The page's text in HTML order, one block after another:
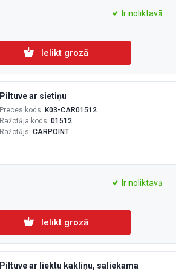
Ir noliktavā
Ielikt grozā
Piltuve ar sietiņu
Preces kods: K03-CAR01512
Ražotāja kods: 01512
Ražotājs: CARPOINT
Ir noliktavā
Ielikt grozā
Piltuve ar liektu kakliņu, saliekama